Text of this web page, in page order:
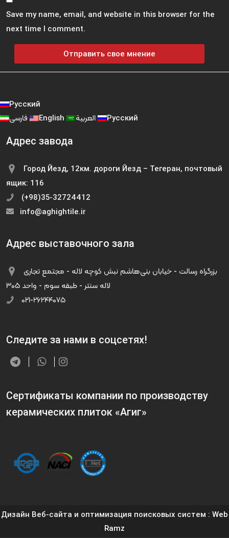
Save my name, email, and website in this browser for the
next time I comment.
Русский
English Русский
Адрес завода
Город Йезд, 12км. дороги Йезд – Тегеран, почтовый
ящик: 116
(+98)35-32724412
info@aghightile.ir
Адрес выставочного зала
لاله سنتر - طبقه سوم - واحد ۳۰۵
۰۲۱-۲۶۲۴۴۰۷۵
Следите за нами в соцсетях!
Сертификаты компании по производству
керамических плиток «Агиг»
Дизайн Веб-сайта и оптимизация поисковых систем : Web
Ramz